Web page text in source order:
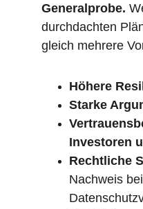
Generalprobe.
durchdachten
gleich mehrere
Höhere
Starke
Investoren
Rechtliche
Nachweis bei